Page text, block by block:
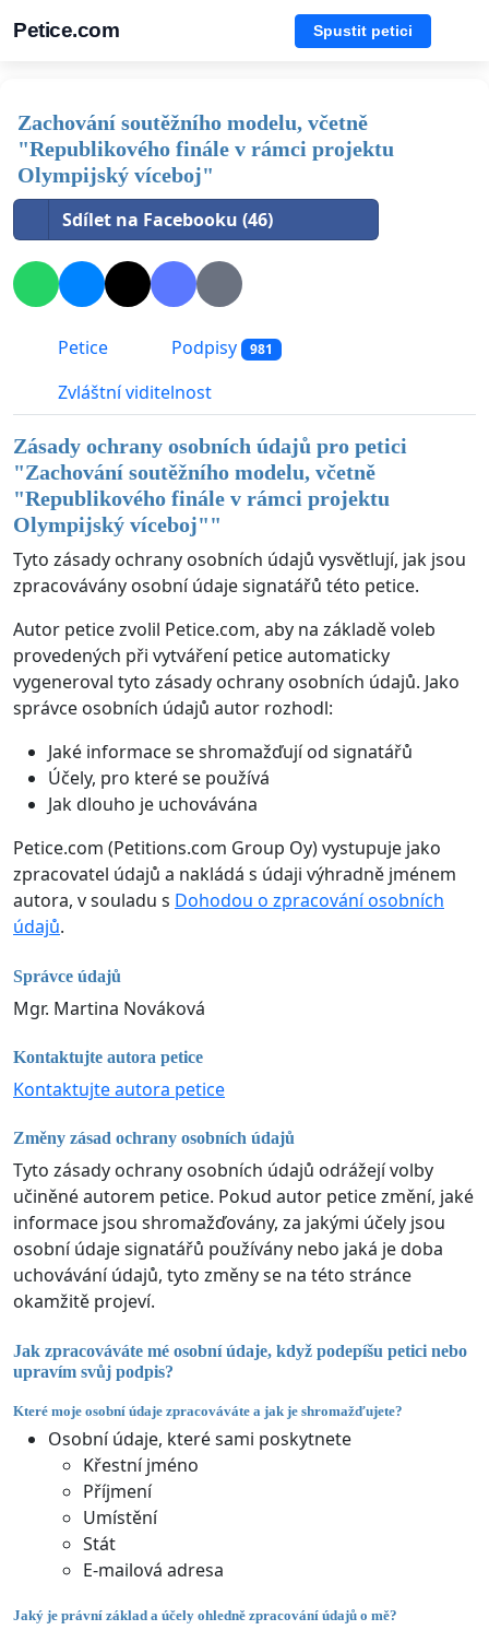
Petice.com Spustit petici
Zachování soutěžního modelu, včetně
"Republikového finále v rámci projektu
Olympijský víceboj"
Sdílet na Facebooku (46)
Petice Podpisy 981
Zvláštní viditelnost
Zásady ochrany osobních údajů pro petici
"Zachování soutěžního modelu, včetně
"Republikového finále v rámci projektu
Olympijský víceboj""
Tyto zásady ochrany osobních údajů vysvětlují, jak jsou
zpracovávány osobní údaje signatářů této petice.
Autor petice zvolil Petice.com, aby na základě voleb
provedených při vytváření petice automaticky
vygeneroval tyto zásady ochrany osobních údajů. Jako
správce osobních údajů autor rozhodl:
Jaké informace se shromažďují od signatářů
Účely, pro které se používá
Jak dlouho je uchovávána
Petice.com (Petitions.com Group Oy) vystupuje jako
zpracovatel údajů a nakládá s údaji výhradně jménem
autora, v souladu s Dohodou o zpracování osobních
údajů.
Správce údajů
Mgr. Martina Nováková
Kontaktujte autora petice
Kontaktujte autora petice
Změny zásad ochrany osobních údajů
Tyto zásady ochrany osobních údajů odrážejí volby
učiněné autorem petice. Pokud autor petice změní, jaké
informace jsou shromažďovány, za jakými účely jsou
osobní údaje signatářů používány nebo jaká je doba
uchovávání údajů, tyto změny se na této stránce
okamžitě projeví.
Jak zpracováváte mé osobní údaje, když podepíšu petici nebo
upravím svůj podpis?
Které moje osobní údaje zpracováváte a jak je shromažďujete?
Osobní údaje, které sami poskytnete
Křestní jméno
Příjmení
Umístění
Stát
E-mailová adresa
Jaký je právní základ a účely ohledně zpracování údajů o mě?